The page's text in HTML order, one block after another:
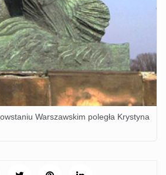
Warszawskim poległa Krystyna